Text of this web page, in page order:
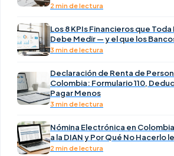
2 min de lectura
Los 8 KPIs Financieros que
Debe Medir — y el que los
3 min de lectura
Declaración de Renta de
Colombia: Formulario 110,
Pagar Menos
3 min de lectura
Nómina Electrónica en
a la DIAN y Por Qué No Hacerlo
2 min de lectura